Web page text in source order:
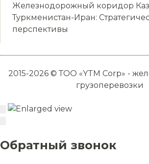
Железнодорожный коридор
Туркменистан-Иран:
перспективы
2015-2026 © ТОО «YTM Corp» -
грузоперевозки
Обратный звонок